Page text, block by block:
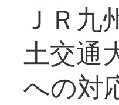
ＪＲ
土交通
への対